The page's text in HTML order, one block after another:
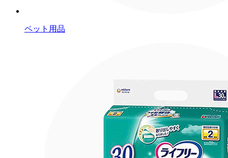
ペット用品